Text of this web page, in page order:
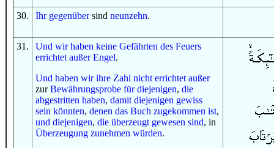
30. Ihr gegenübersind neunzehn.
31 . Und wir haben keine Gefährten des Feuers
errichtet außer Engel.
Und haben wir ihre Zahl nicht errichtet außer
zurBewährungsprobe fürdiejenigen, die
abgestritten haben, damit diejenigen gewiss
sein könnten, denen das Buch zugekommen ist,
und diejenigen, die überzeugt gewesen sind, in
Überzeugung zunehmen würden.